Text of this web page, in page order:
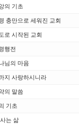
의 기초
충만으로 세워진 교회
로 시작된 교회
행전
님의 마음
지 사랑하시니라
의 말씀
기초
는 삶